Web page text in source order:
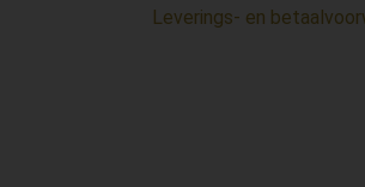
Leverings- en